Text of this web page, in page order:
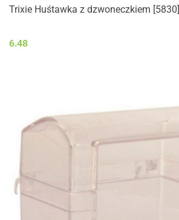
Trixie Huśtawka z dzwoneczkiem [5830]
6.48